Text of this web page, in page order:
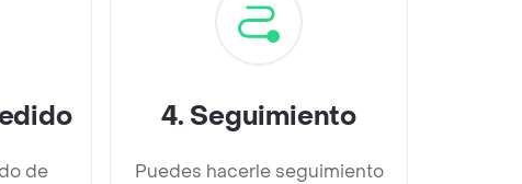
de
4. Seguimiento
Puedes hacerle seguimiento